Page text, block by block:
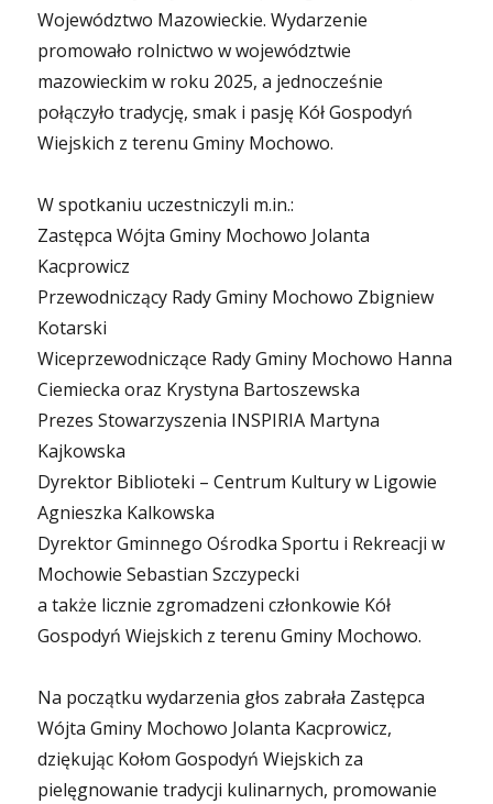
Województwo Mazowieckie. Wydarzenie
promowało rolnictwo w województwie
mazowieckim w roku 2025, a jednocześnie
połączyło tradycję, smak i pasję Kół Gospodyń
Wiejskich z terenu Gminy Mochowo.
W spotkaniu uczestniczyli m.in.:
Zastępca Wójta Gminy Mochowo Jolanta
Kacprowicz
Przewodniczący Rady Gminy Mochowo Zbigniew
Kotarski
Wiceprzewodniczące Rady Gminy Mochowo Hanna
Ciemiecka oraz Krystyna Bartoszewska
Prezes Stowarzyszenia INSPIRIA Martyna
Kajkowska
Dyrektor Biblioteki – Centrum Kultury w Ligowie
Agnieszka Kalkowska
Dyrektor Gminnego Ośrodka Sportu i Rekreacji w
Mochowie Sebastian Szczypecki
a także licznie zgromadzeni członkowie Kół
Gospodyń Wiejskich z terenu Gminy Mochowo.
Na początku wydarzenia głos zabrała Zastępca
Wójta Gminy Mochowo Jolanta Kacprowicz,
dziękując Kołom Gospodyń Wiejskich za
pielęgnowanie tradycji kulinarnych, promowanie